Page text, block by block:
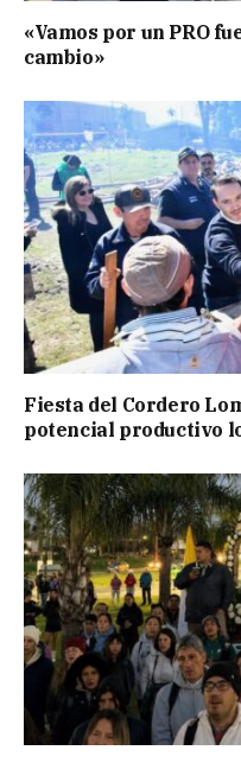
«Vamos por un PRO
cambio»
Fiesta del Cordero
potencial productivo